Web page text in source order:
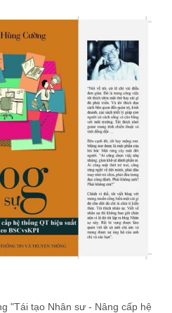
"Tái tạo Nhân sư - Nâng cấp hệ